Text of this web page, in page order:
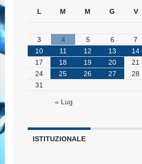
L M M G V
3
4 5 6 7
10
11 12 13 14
17
18 19 20 21
24
25 26 27 28
31
« Lug
ISTITUZIONALE